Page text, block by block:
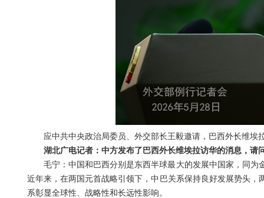
应中共中央政治局委员、外交部长王毅邀请，巴西外长维埃
湖北广电记者：中方发布了巴西外长维埃拉访华的消息，
毛宁：中国和巴西分别是东西半球最大的发展中国家，同
近年来，在两国元首战略引领下，中巴关系保持良好发展势头
系彰显全球性、战略性和长远性影响。